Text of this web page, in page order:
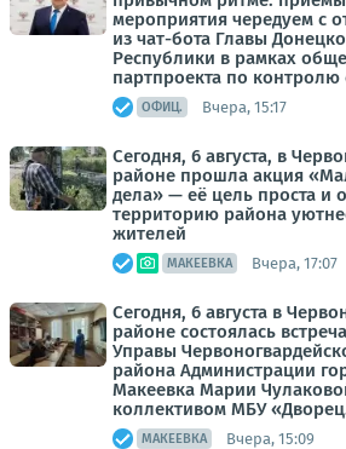
мероприятия чередуем с
из чат-бота Главы
Республики в рамках
партпроекта по
ОФИЦ. Вчера, 15:17
Сегодня, 6 августа, в
районе прошла акция
дела» — её цель проста и
территорию района
жителей
МАКЕЕВКА Вчера, 17:07
Сегодня, 6 августа в
районе состоялась
Управы
района Администрации
Макеевка Марии
коллективом МБУ
МАКЕЕВКА Вчера, 15:09